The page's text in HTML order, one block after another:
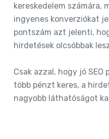
kereskedelem számára,
ingyenes konverziókat
pontszám azt jelenti,
hirdetések olcsóbbak
Csak azzal, hogy jó
több pénzt keres, a
nagyobb láthatóságot